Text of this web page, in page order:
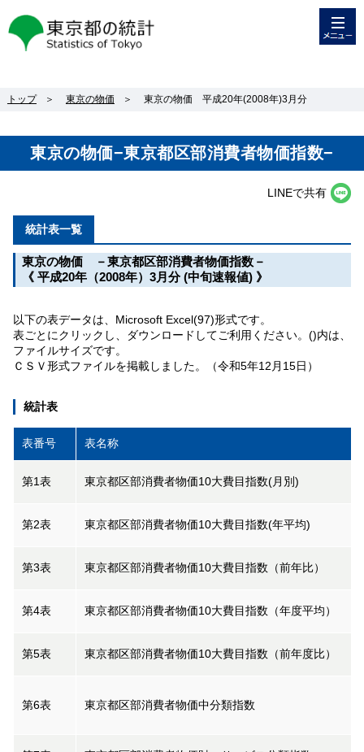
東京都の統計
トップ ＞ 東京の物価 ＞ 東京の物価 平成20年(2008年)3月分
東京の物価−東京都区部消費者物価指数−
LINEで共有
統計表一覧
東京の物価 －東京都区部消費者物価指数－
《 平成20年（2008年）3月分 (中旬速報値) 》
以下の表データは、Microsoft Excel(97)形式です。
表ごとにクリックし、ダウンロードしてご利用ください。()内は、
ファイルサイズです。
ＣＳＶ形式ファイルを掲載しました。（令和5年12月15日）
統計表
表番号 表名称
第1表 東京都区部消費者物価10大費目指数(月別)
第2表 東京都区部消費者物価10大費目指数(年平均)
第3表 東京都区部消費者物価10大費目指数（前年比）
第4表 東京都区部消費者物価10大費目指数（年度平均）
第5表 東京都区部消費者物価10大費目指数（前年度比）
第6表 東京都区部消費者物価中分類指数